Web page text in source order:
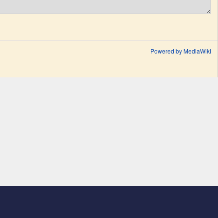
Powered by MediaWiki